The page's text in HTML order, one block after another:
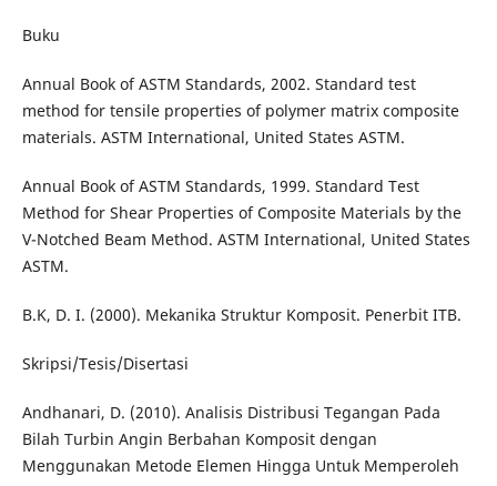
Buku
Annual Book of ASTM Standards, 2002. Standard test
method for tensile properties of polymer matrix composite
materials. ASTM International, United States ASTM.
Annual Book of ASTM Standards, 1999. Standard Test
Method for Shear Properties of Composite Materials by the
V-Notched Beam Method. ASTM International, United States
ASTM.
B.K, D. I. (2000). Mekanika Struktur Komposit. Penerbit ITB.
Skripsi/Tesis/Disertasi
Andhanari, D. (2010). Analisis Distribusi Tegangan Pada
Bilah Turbin Angin Berbahan Komposit dengan
Menggunakan Metode Elemen Hingga Untuk Memperoleh